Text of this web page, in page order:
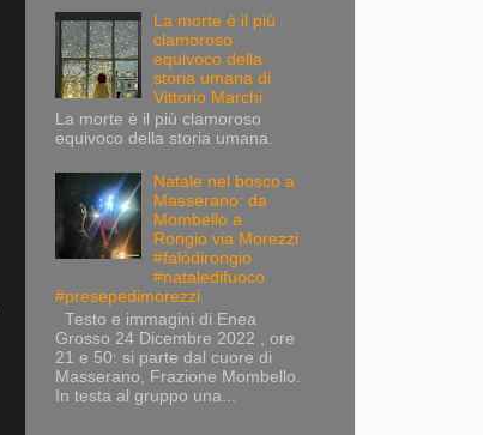
La morte è il più
clamoroso
equivoco della
storia umana di
Vittorio Marchi
La morte è il più clamoroso
equivoco della storia umana.
Natale nel bosco a
Masserano: da
Mombello a
Rongio via Morezzi
#falòdirongio
#nataledifuoco
#presepedimorezzi
Testo e immagini di Enea
Grosso 24 Dicembre 2022 , ore
21 e 50: si parte dal cuore di
Masserano, Frazione Mombello.
In testa al gruppo una...